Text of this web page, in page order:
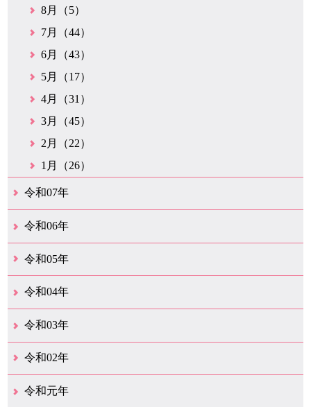
8月（5）
7月（44）
6月（43）
5月（17）
4月（31）
3月（45）
2月（22）
1月（26）
令和07年
12月（50）
11月（42）
10月（31）
9月（35）
8月（26）
7月（25）
6月（35）
5月（26）
4月（35）
3月（32）
2月（35）
1月（24）
令和06年
12月（46）
11月（38）
10月（32）
9月（29）
8月（36）
7月（30）
6月（33）
5月（29）
4月（45）
3月（50）
2月（21）
1月（75）
令和05年
12月（36）
11月（31）
10月（30）
9月（30）
8月（26）
7月（29）
6月（19）
5月（28）
4月（28）
3月（38）
2月（21）
1月（22）
令和04年
12月（40）
11月（22）
10月（33）
9月（35）
8月（31）
7月（25）
6月（33）
5月（16）
4月（48）
3月（42）
2月（23）
1月（31）
令和03年
12月（26）
11月（25）
10月（18）
9月（33）
8月（27）
7月（28）
6月（24）
5月（24）
4月（36）
3月（67）
2月（18）
1月（44）
令和02年
12月（41）
11月（18）
10月（25）
9月（21）
8月（31）
7月（28）
6月（41）
5月（36）
4月（49）
3月（69）
2月（36）
1月（15）
令和元年